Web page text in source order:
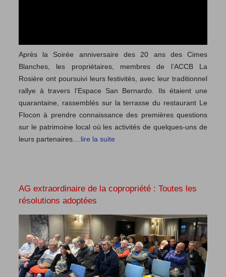
Après la Soirée anniversaire des 20 ans des Cimes
Blanches, les propriétaires, membres de l’ACCB La
Rosière ont poursuivi leurs festivités, avec leur traditionnel
rallye à travers l’Espace San Bernardo. Ils étaient une
quarantaine, rassemblés sur la terrasse du restaurant Le
Flocon à prendre connaissance des premières questions
sur le patrimoine local où les activités de quelques-uns de
leurs partenaires.
...lire la suite
AG extraordinaire de la copropriété : Toutes les
résolutions adoptées